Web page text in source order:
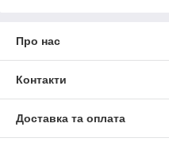
Про нас
Контакти
Доставка та оплата